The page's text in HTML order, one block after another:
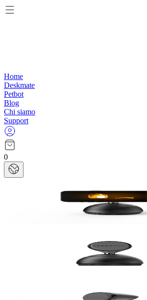
Home
Deskmate
Petbot
Blog
Chi siamo
Support
0